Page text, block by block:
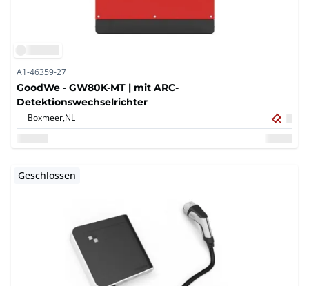
A1-46359-27
GoodWe - GW80K-MT | mit ARC-
Detektionswechselrichter
Boxmeer,NL
Geschlossen